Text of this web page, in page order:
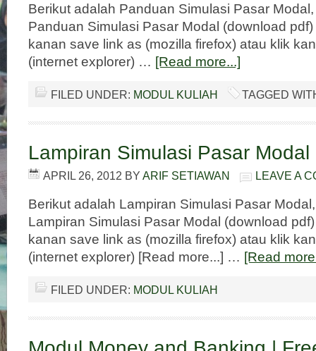
Berikut adalah Panduan Simulasi Pasar
Panduan Simulasi Pasar Modal (download
kanan save link as (mozilla firefox) atau klik
(internet explorer) … [Read more...]
FILED UNDER: MODUL KULIAH TAGGED
Lampiran Simulasi Pasar Modal
APRIL 26, 2012 BY ARIF SETIAWAN LEAVE A
Berikut adalah Lampiran Simulasi Pasar
Lampiran Simulasi Pasar Modal (download
kanan save link as (mozilla firefox) atau klik
(internet explorer) [Read more...] … [Read
FILED UNDER: MODUL KULIAH